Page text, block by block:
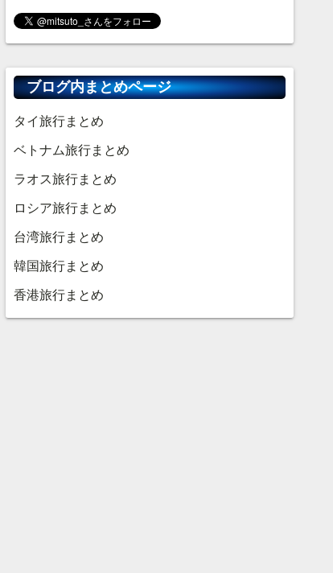
ブログ内まとめページ
タイ旅行まとめ
ベトナム旅行まとめ
ラオス旅行まとめ
ロシア旅行まとめ
台湾旅行まとめ
韓国旅行まとめ
香港旅行まとめ